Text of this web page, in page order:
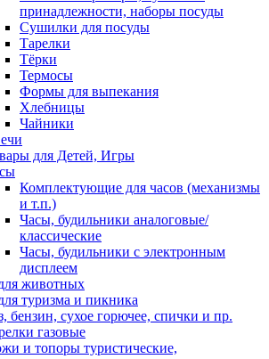
принадлежности, наборы посуды
Сушилки для посуды
Тарелки
Тёрки
Термосы
Формы для выпекания
Хлебницы
Чайники
для Детей, Игры
Комплектующие для часов (механизмы
и т.п.)
Часы, будильники аналоговые/
классические
Часы, будильники с электронным
дисплеем
животных
туризма и пикника
бензин, сухое горючее, спички и пр.
газовые
и топоры туристические,